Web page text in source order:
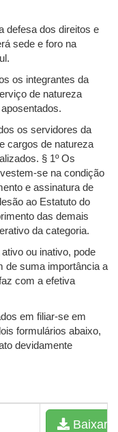
defesa dos direitos e
sede e foro na
os integrantes da
de natureza
os servidores da
cargos de natureza
§ 1º Os
se na condição
e assinatura de
ao Estatuto do
das demais
da categoria.
ou inativo, pode
de suma importância a
com a efetiva
em filiar-se em
formulários abaixo,
devidamente
Baixar